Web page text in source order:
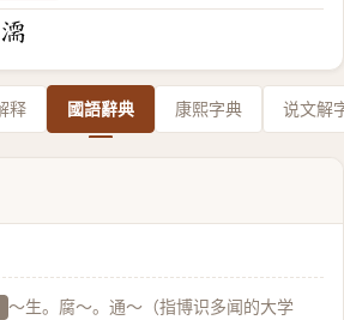
释 國語辭典 康熙字典 说文解
～生。腐～。通～（指博识多闻的大学